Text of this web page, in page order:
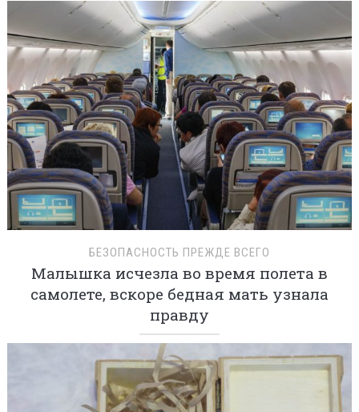
БЕЗОПАСНОСТЬ ПРЕЖДЕ ВСЕГО
Малышка исчезла во время полета в
самолете, вскоре бедная мать узнала
правду